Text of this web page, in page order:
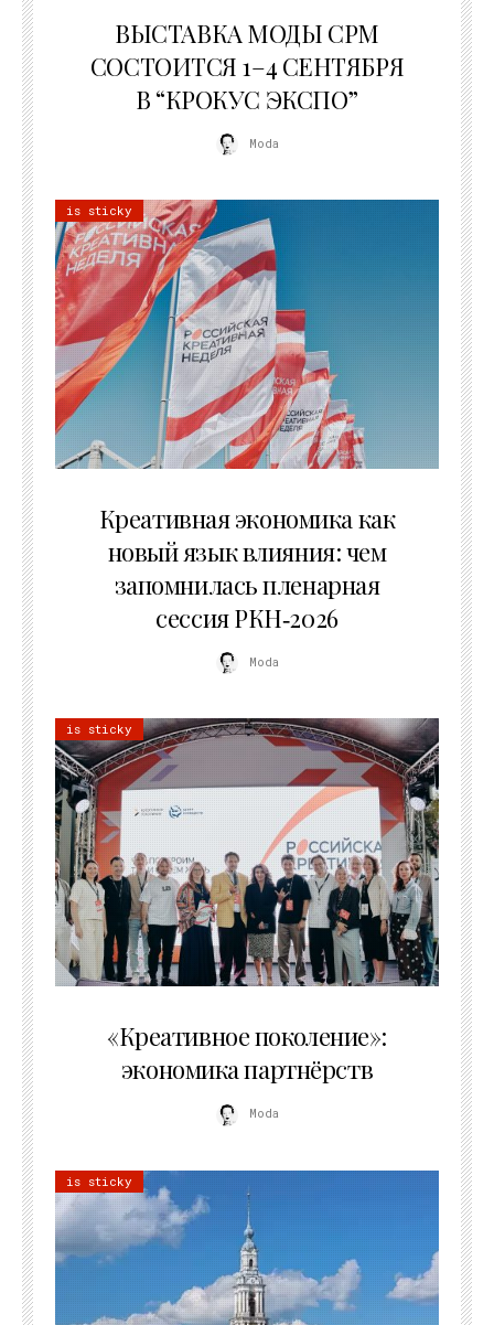
ВЫСТАВКА МОДЫ CPM
СОСТОИТСЯ 1–4 СЕНТЯБРЯ
В “КРОКУС ЭКСПО”
Moda
is sticky
Креативная экономика как
новый язык влияния: чем
запомнилась пленарная
сессия РКН‑2026
Moda
is sticky
«Креативное поколение»:
экономика партнёрств
Moda
is sticky